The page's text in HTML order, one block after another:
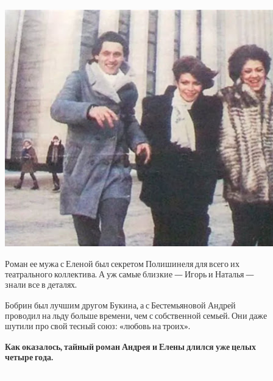
Роман ее мужа с Еленой был секретом Полишинеля для всего их
театрального коллектива. А уж самые близкие — Игорь и Наталья —
знали все в деталях.
Бобрин был лучшим другом Букина, а с Бестемьяновой Андрей
проводил на льду больше времени, чем с собственной семьей. Они даже
шутили про свой тесный союз: «любовь на троих».
Как оказалось, тайный роман Андрея и Елены длился уже целых
четыре года.